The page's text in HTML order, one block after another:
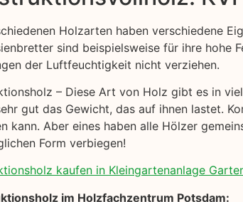
Holzarten haben verschiedene
sind beispielsweise für ihre hohe
der Luftfeuchtigkeit nicht verziehen.
– Diese Art von Holz gibt es in
gut das Gewicht, das auf ihnen lastet.
kann. Aber eines haben alle Hölzer
Form verbiegen!
kaufen in Kleingartenanlage
im Holzfachzentrum Potsdam: